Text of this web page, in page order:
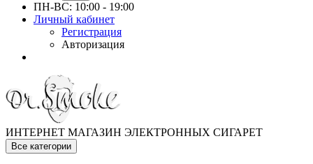
ПН-ВС: 10:00 - 19:00
Личный кабинет
Регистрация
Авторизация
ИНТЕРНЕТ МАГАЗИН ЭЛЕКТРОННЫХ СИГАРЕТ
Все категории